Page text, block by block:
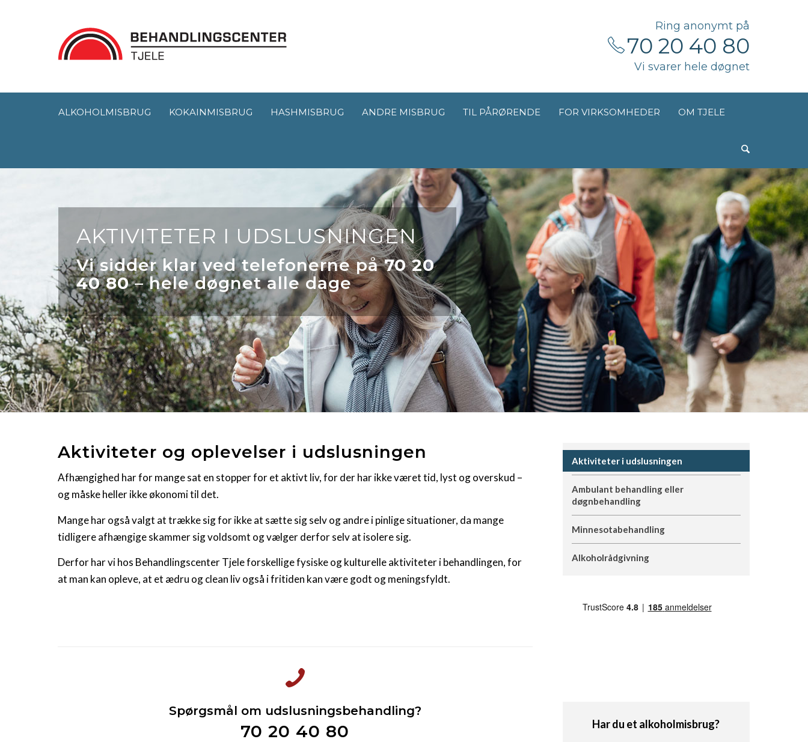
Ring anonymt på
70 20 40 80
Vi svarer hele døgnet
ALKOHOLMISBRUG KOKAINMISBRUG HASHMISBRUG ANDRE MISBRUG TIL PÅRØRENDE FOR VIRKSOMHEDER OM TJELE
AKTIVITETER I UDSLUSNINGEN
Vi sidder klar ved telefonerne på70 20
40 80– hele døgnet alle dage
Aktiviteter og oplevelser i udslusningen
Afhængighed har for mange sat en stopper for et aktivt liv, for der har ikke været tid, lyst og overskud –
og måske heller ikke økonomi til det.
Mange har også valgt at trække sig for ikke at sætte sig selv og andre i pinlige situationer, da mange
tidligere afhængige skammer sig voldsomt og vælger derfor selv at isolere sig.
Derfor har vi hos Behandlingscenter Tjele forskellige fysiske og kulturelle aktiviteter i behandlingen, for
at man kan opleve, at et ædru og clean liv også i fritiden kan være godt og meningsfyldt.
Spørgsmål om udslusningsbehandling?
70 20 40 80
Aktiviteter i udslusningen
Ambulant behandling eller
døgnbehandling
Minnesotabehandling
Alkoholrådgivning
Har du et alkoholmisbrug?